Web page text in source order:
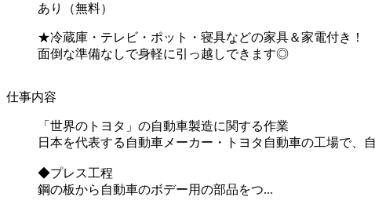
あり（無料）
★冷蔵庫・テレビ・ポット・寝具などの家具＆家電付き！
面倒な準備なしで身軽に引っ越しできます◎
仕事内容
「世界のトヨタ」の自動車製造に関する作業
日本を代表する自動車メーカー・トヨタ自動車の工場で、
◆プレス工程
鋼の板から自動車のボデー用の部品をつ...